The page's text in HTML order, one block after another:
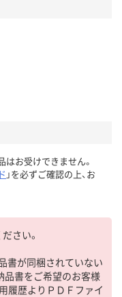
はお受けできません。
」を必ずご確認の上、お
さい。
書が同梱されていない
品書をご希望のお客様
履歴よりＰＤＦファイ